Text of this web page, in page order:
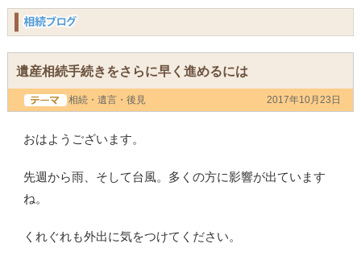
遺産相続手続きをさらに早く進めるには
相続・遺言・後見 2017年10月23日
おはようございます。
先週から雨、そして台風。多くの方に影響が出ています
ね。
くれぐれも外出に気をつけてください。